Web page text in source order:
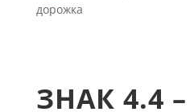
дорожка
ЗНАК 4.4 –